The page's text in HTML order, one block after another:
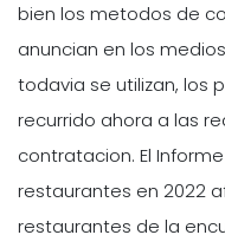
bien los metodos de
anuncian en los
todavia se utilizan, los
recurrido ahora a las
contratacion. El
restaurantes en 2022
restaurantes de la